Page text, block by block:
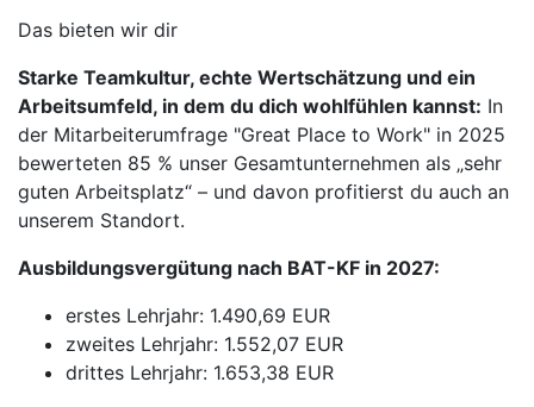
Das bieten wir dir
Starke Teamkultur, echte Wertschätzung und ein
Arbeitsumfeld, in dem du dich wohlfühlen kannst: In
der Mitarbeiterumfrage "Great Place to Work" in 2025
bewerteten 85 % unser Gesamtunternehmen als „sehr
guten Arbeitsplatz“ – und davon profitierst du auch an
unserem Standort.
Ausbildungsvergütung nach BAT-KF in 2027:
erstes Lehrjahr: 1.490,69 EUR
zweites Lehrjahr: 1.552,07 EUR
drittes Lehrjahr: 1.653,38 EUR